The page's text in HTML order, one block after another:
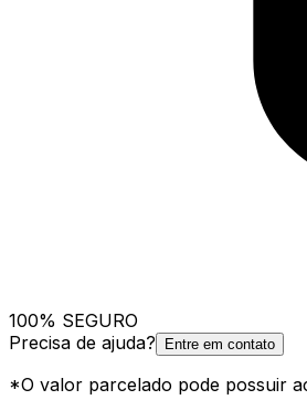
100% SEGURO
Precisa de ajuda?
Entre em contato
*O valor parcelado pode possuir